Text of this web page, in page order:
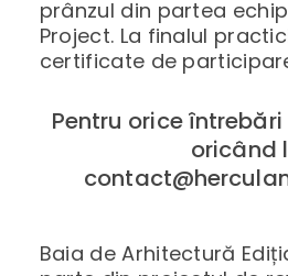
prânzul din partea
Project. La finalul
certificate de
Pentru orice
oricând
Baia de Arhitectură